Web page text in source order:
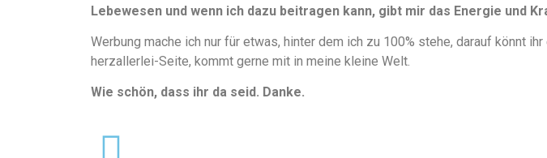
Lebewesen und wenn ich dazu beitragen kann, gibt mir das Energie und
Werbung mache ich nur für etwas, hinter dem ich zu 100% stehe, darauf könnt
herzallerlei-Seite, kommt gerne mit in meine kleine Welt.
Wie schön, dass ihr da seid. Danke.